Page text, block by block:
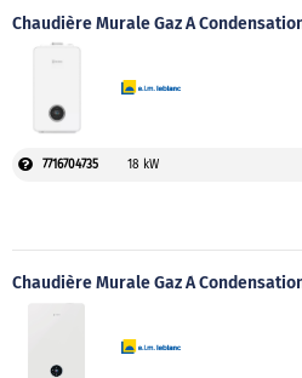
7716704735 18 kW